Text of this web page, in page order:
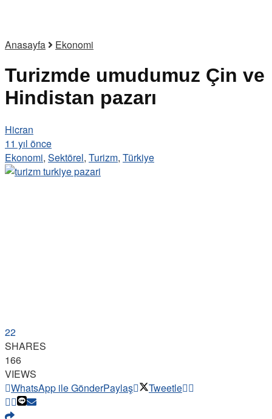
Anasayfa Ekonomi
Turizmde umudumuz Çin ve
Hindistan pazarı
Hicran
11 yıl önce
Ekonomi, Sektörel, Turizm, Türkiye
22
SHARES
166
VIEWS
WhatsApp ile GönderPaylaş Tweetle